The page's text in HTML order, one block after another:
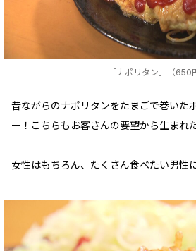
「ナポリタン」（650
昔ながらのナポリタンをたまごで巻いた
ー！こちらもお客さんの要望から生まれ
女性はもちろん、たくさん食べたい男性